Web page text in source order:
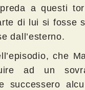
a questi
di lui si fosse
dall’esterno.
che
ad un
successero